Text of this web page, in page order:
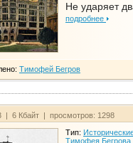
Не ударяет
подробнее
Тимофей Бегров
| 6 Кбайт | просмотров: 1298
Тип:
Тимофея Бегрова